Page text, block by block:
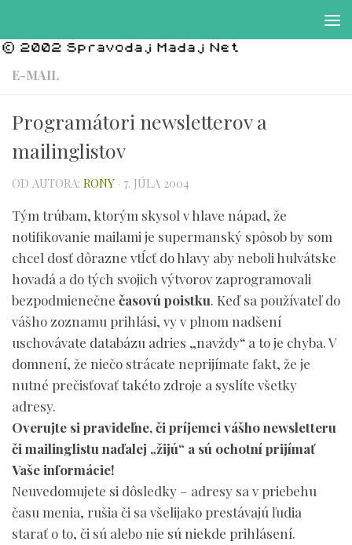
E-MAIL
Programátori newsletterov a
mailinglistov
OD AUTORA: RONY · 7. JÚLA 2004
Tým trúbam, ktorým skysol v hlave nápad, že
notifikovanie mailami je supermanský spôsob by som
chcel dosť dôrazne vtĺcť do hlavy aby neboli hulvátske
hovadá a do tých svojich výtvorov zaprogramovali
bezpodmienečne časovú poistku. Keď sa používateľ do
vášho zoznamu prihlási, vy v plnom nadšení
uschovávate databázu adries „navždy“ a to je chyba. V
domnení, že niečo strácate neprijímate fakt, že je
nutné prečisťovať takéto zdroje a syslíte všetky
adresy.
Overujte si pravideľne, či príjemci vášho newsletteru
či mailinglistu naďalej „žijú“ a sú ochotní prijímať
Vaše informácie!
Neuvedomujete si dôsledky – adresy sa v priebehu
času menia, rušia či sa všelijako prestávajú ľudia
starať o to, či sú alebo nie sú niekde prihlásení.